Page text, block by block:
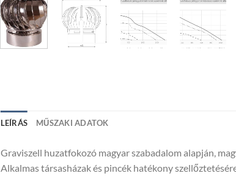
LEÍRÁS MŰSZAKI ADATOK
Graviszell huzatfokozó magyar szabadalom alapján,
Alkalmas társasházak és pincék hatékony